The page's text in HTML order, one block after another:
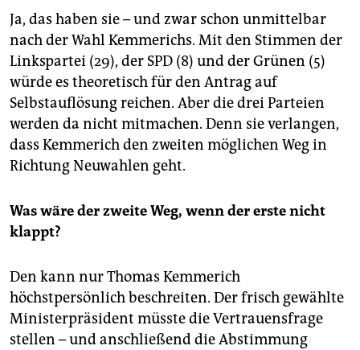
Ja, das haben sie – und zwar schon unmittelbar
nach der Wahl Kemmerichs. Mit den Stimmen der
Linkspartei (29), der SPD (8) und der Grünen (5)
würde es theoretisch für den Antrag auf
Selbstauflösung reichen. Aber die drei Parteien
werden da nicht mitmachen. Denn sie verlangen,
dass Kemmerich den zweiten möglichen Weg in
Richtung Neuwahlen geht.
Was wäre der zweite Weg, wenn der erste nicht
klappt?
Den kann nur Thomas ­Kemmerich
höchstpersönlich beschreiten. Der frisch gewählte
Ministerpräsident müsste die Vertrauensfrage
stellen – und anschließend die Abstimmung